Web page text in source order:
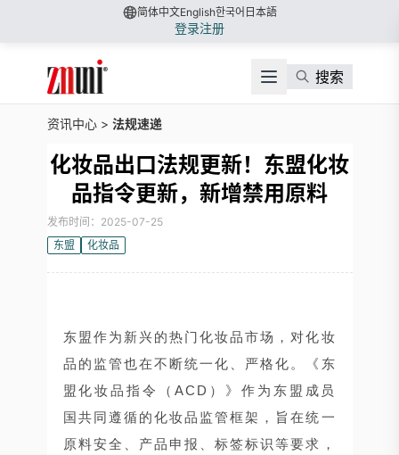
简体中文English한국어 日本語
登录注册
搜索
资讯中心 > 法规速递
化妆品出口法规更新！东盟化妆
品指令更新，新增禁用原料
发布时间：2025-07-25
东盟
化妆品
东盟作为新兴的热门化妆品市场，对化妆
品的监管也在不断统一化、严格化。《东
盟化妆品指令（ACD）》作为东盟成员
国共同遵循的化妆品监管框架，旨在统一
原料安全、产品申报、标签标识等要求，